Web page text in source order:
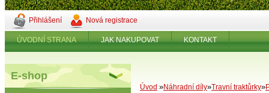
Přihlášení Nová registrace
ÚVODNÍ STRANA JAK NAKUPOVAT KONTAKT
E-shop
Úvod »Náhradní díly»Travní traktůrky»